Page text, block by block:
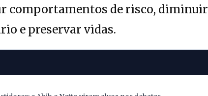
comportamentos de risco, diminuir
e preservar vidas.